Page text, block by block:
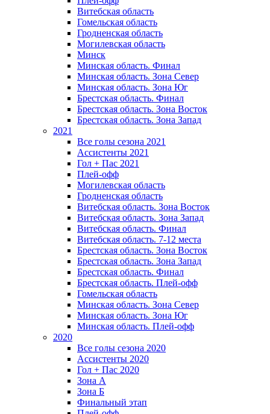
Витебская область
Гомельская область
Гродненская область
Могилевская область
Минск
Mинская область. Финал
Минская область. Зона Север
Минская область. Зона Юг
Брестская область. Финал
Брестская область. Зона Восток
Брестская область. Зона Запад
2021
Все голы сезона 2021
Ассистенты 2021
Гол + Пас 2021
Плей-офф
Могилевская область
Гродненская область
Витебская область. Зона Восток
Витебская область. Зона Запад
Витебская область. Финал
Витебская область. 7-12 места
Брестская область. Зона Восток
Брестская область. Зона Запад
Брестская область. Финал
Брестская область. Плей-офф
Гомельская область
Минская область. Зона Север
Минская область. Зона Юг
Минская область. Плей-офф
2020
Все голы сезона 2020
Ассистенты 2020
Гол + Пас 2020
Зона А
Зона Б
Финальный этап